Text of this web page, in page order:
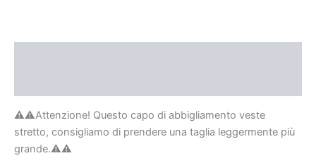
⚠️⚠️Attenzione! Questo capo di abbigliamento veste
stretto, consigliamo di prendere una taglia leggermente più
grande.⚠️⚠️